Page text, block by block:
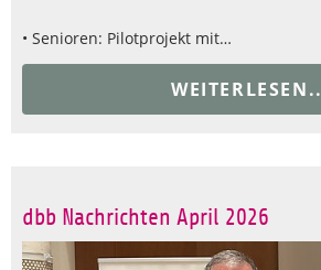
• Senioren: Pilotprojekt mit…
WEITERLESEN..
dbb Nachrichten April 2026